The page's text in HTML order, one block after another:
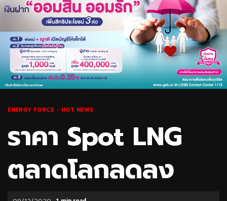
ENERGY FORCE HOT NEWS
ราคา Spot LNG
ตลาดโลกลดลง